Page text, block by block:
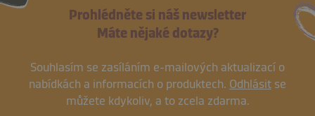
Prohlédněte si náš newsletter
Máte nějaké dotazy?
Souhlasím se zasíláním e-mailových aktualizací o
nabídkách a informacích o produktech. Odhlásit se
můžete kdykoliv, a to zcela zdarma.